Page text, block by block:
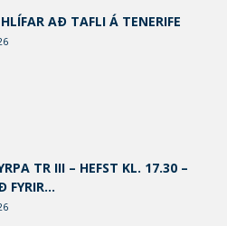
AÐ TAFLI Á TENERIFE
TR III – HEFST KL. 17.30 –
FYRIR...